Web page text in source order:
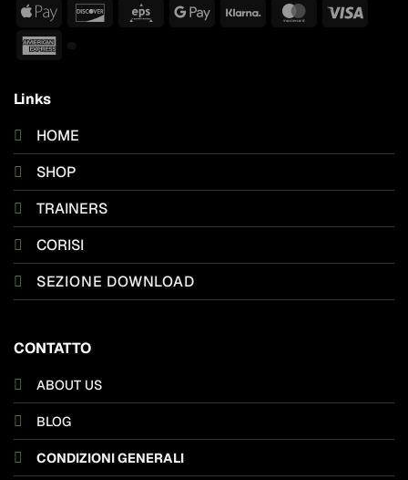
Apple
Discover Eps
GoogleKlarna MasterCard
Visa
Links
HOME
SHOP
TRAINERS
CORISI
SEZIONE DOWNLOAD
CONTATTO
ABOUT US
BLOG
CONDIZIONI GENERALI